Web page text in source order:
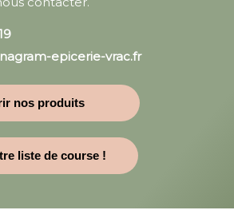
epicerie-vrac.fr
nos produits
liste de course !